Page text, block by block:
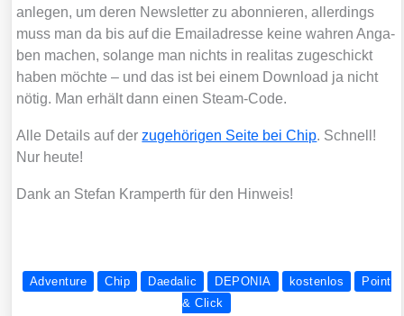
anle­gen, um deren News­let­ter zu abon­nie­ren, aller­dings
muss man da bis auf die Email­adres­se kei­ne wah­ren Anga­
ben machen, solan­ge man nichts in rea­li­tas zuge­schickt
haben möch­te – und das ist bei einem Down­load ja nicht
nötig. Man erhält dann einen Steam-Code.
Alle Details auf derzuge­hö­ri­gen Sei­te bei Chip. Schnell!
Nur heu­te!
Dank an Ste­fan Kram­perth für den Hin­weis!
Adventure Chip Daedalic DEPONIA kostenlos
Point
& Click